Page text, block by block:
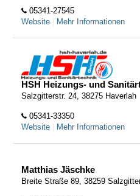
05341-27545
Website
Mehr Informationen
HSH Heizungs- und
Salzgitterstr. 24, 38275 Haverlah
05341-33350
Website
Mehr Informationen
Matthias Jäschke
Breite Straße 89, 38259